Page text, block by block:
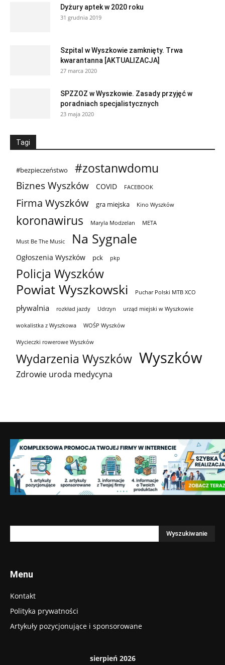
Dyżury aptek w 2020 roku
31 grudnia 2019
Szpital w Wyszkowie zamknięty. Trwa
kwarantanna [AKTUALIZACJA]
27 marca 2020
SPZZOZ w Wyszkowie. Zasady przyjęć w
poradniach specjalistycznych
23 maja 2020
Tagi
#bezpieczeństwo #zostanwdomu
Biznes Wyszków COVID FACEBOOK
Firma Wyszków gra miejska Kino Wyszków
koronawirus Maryla Modzelan META
Must Be The Music Na Sygnale
Ogłoszenia Wyszków pck pkp
Policja Wyszków
Powiat Wyszkowski Puchar Polski MTB XCO
pływalnia rozkład jazdy Udrzyn urząd miejski w Wyszkowie
wokalistka z Wyszkowa WOŚP Wyszków
Wycieczki rowerowe Wyszków
Wydarzenia Wyszków Wyszków
Zdrowie uroda medycyna
Menu
Kontakt
Polityka prywatności
Artykuły pozycjonujące i sponsorowane
sierpień 2026